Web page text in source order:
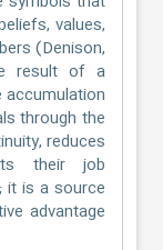
values,
(Denison,
result of a
through the
reduces
their job
it is a source
advantage